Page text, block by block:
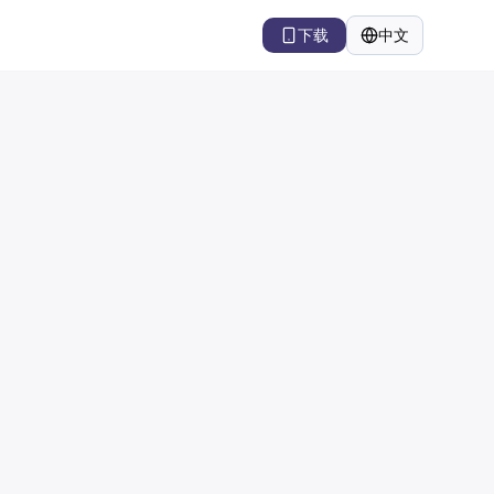
下载 中文
语言